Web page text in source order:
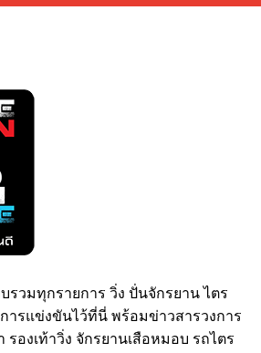
รวมทุกรายการ วิ่ง ปั่นจักรยาน ไตร
ารแข่งขันไว้ที่นี่ พร้อมข่าวสารวงการ
รองเท้าวิ่ง จักรยานเสือหมอบ รถไตร